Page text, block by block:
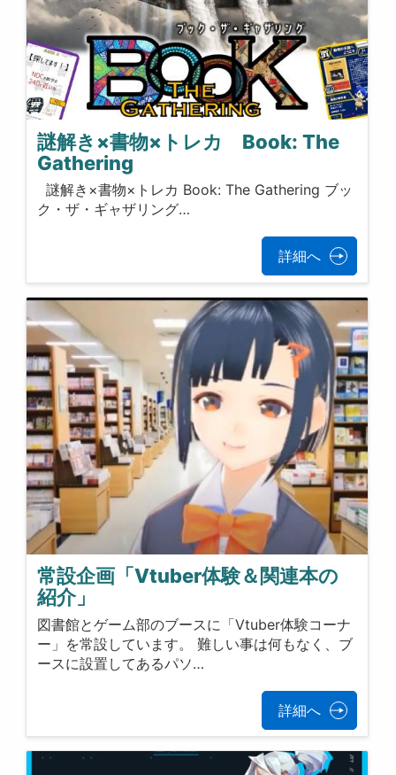
謎解き×書物×トレカ Book: The
Gathering
謎解き×書物×トレカ Book: The Gathering ブッ
ク・ザ・ギャザリング…
詳細へ
常設企画「Vtuber体験＆関連本の
紹介」
図書館とゲーム部のブースに「Vtuber体験コーナ
ー」を常設しています。 難しい事は何もなく、ブ
ースに設置してあるパソ…
詳細へ